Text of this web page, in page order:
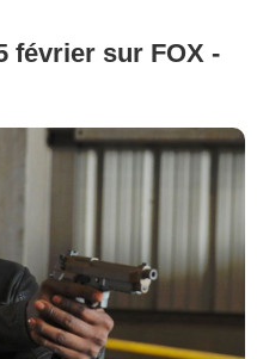
février sur FOX -